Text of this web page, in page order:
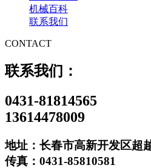
机械百科
联系我们
CONTACT
联系我们：
0431-81814565
13614478009
地址：长春市高新开发区超
传真：0431-85810581